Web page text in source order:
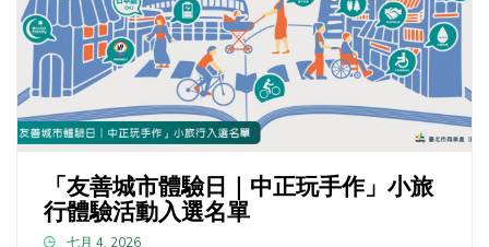
「友善城市體驗日｜中正玩手作」小旅
行體驗活動入選名單
七月 4, 2026